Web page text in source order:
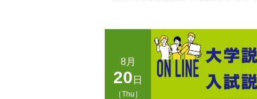
8月
20 日
［Thu］